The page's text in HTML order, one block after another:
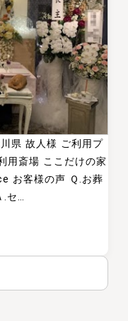
県 故人様 ご利用プ
用斎場 ここだけの家
お客様の声 Ｑ.お葬
セ…